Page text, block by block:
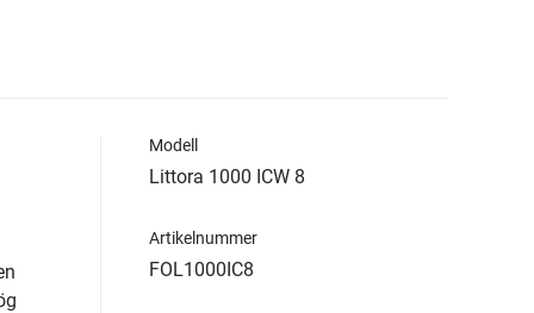
Modell
Littora 1000 ICW 8
Artikelnummer
FOL1000IC8